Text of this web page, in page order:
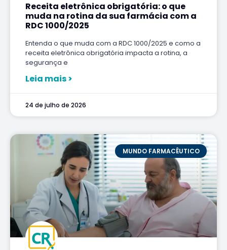
Receita eletrônica obrigatória: o que
muda na rotina da sua farmácia com a
RDC 1000/2025
Entenda o que muda com a RDC 1000/2025 e como a
receita eletrônica obrigatória impacta a rotina, a
segurança e
Leia mais >
24 de julho de 2026
MUNDO FARMACÊUTICO